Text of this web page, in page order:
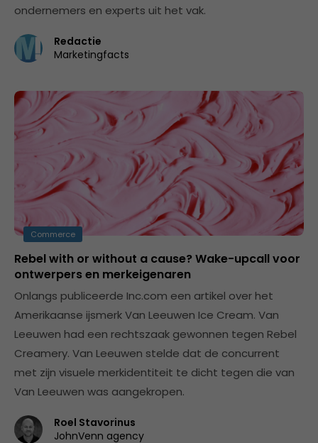
ondernemers en experts uit het vak.
Redactie
Marketingfacts
Commerce
Rebel with or without a cause? Wake-upcall voor
ontwerpers en merkeigenaren
Onlangs publiceerde Inc.com een artikel over het
Amerikaanse ijsmerk Van Leeuwen Ice Cream. Van
Leeuwen had een rechtszaak gewonnen tegen Rebel
Creamery. Van Leeuwen stelde dat de concurrent
met zijn visuele merkidentiteit te dicht tegen die van
Van Leeuwen was aangekropen.
Roel Stavorinus
JohnVenn agency